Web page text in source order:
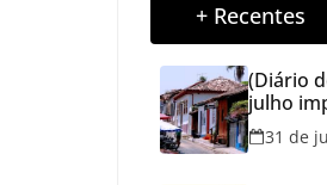
+ Recentes
(Diário
julho
31 de